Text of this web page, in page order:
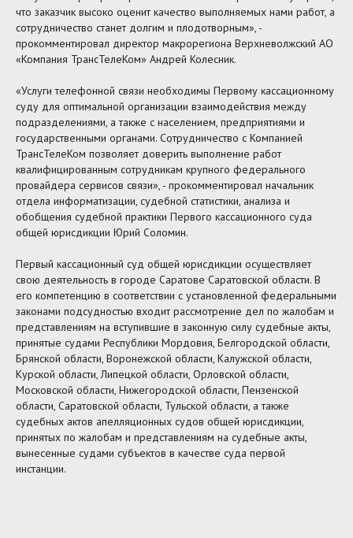
что заказчик высоко оценит качество выполняемых нами работ, а
сотрудничество станет долгим и плодотворным», -
прокомментировал директор макрорегиона Верхневолжский АО
«Компания ТрансТелеКом» Андрей Колесник.
«Услуги телефонной связи необходимы Первому кассационному
суду для оптимальной организации взаимодействия между
подразделениями, а также с населением, предприятиями и
государственными органами. Сотрудничество с Компанией
ТрансТелеКом позволяет доверить выполнение работ
квалифицированным сотрудникам крупного федерального
провайдера сервисов связи», - прокомментировал начальник
отдела информатизации, судебной статистики, анализа и
обобщения судебной практики Первого кассационного суда
общей юрисдикции Юрий Соломин.
Первый кассационный суд общей юрисдикции осуществляет
свою деятельность в городе Саратове Саратовской области. В
его компетенцию в соответствии с установленной федеральными
законами подсудностью входит рассмотрение дел по жалобам и
представлениям на вступившие в законную силу судебные акты,
принятые судами Республики Мордовия, Белгородской области,
Брянской области, Воронежской области, Калужской области,
Курской области, Липецкой области, Орловской области,
Московской области, Нижегородской области, Пензенской
области, Саратовской области, Тульской области, а также
судебных актов апелляционных судов общей юрисдикции,
принятых по жалобам и представлениям на судебные акты,
вынесенные судами субъектов в качестве суда первой
инстанции.